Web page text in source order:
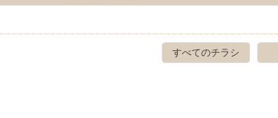
すべてのチラシ